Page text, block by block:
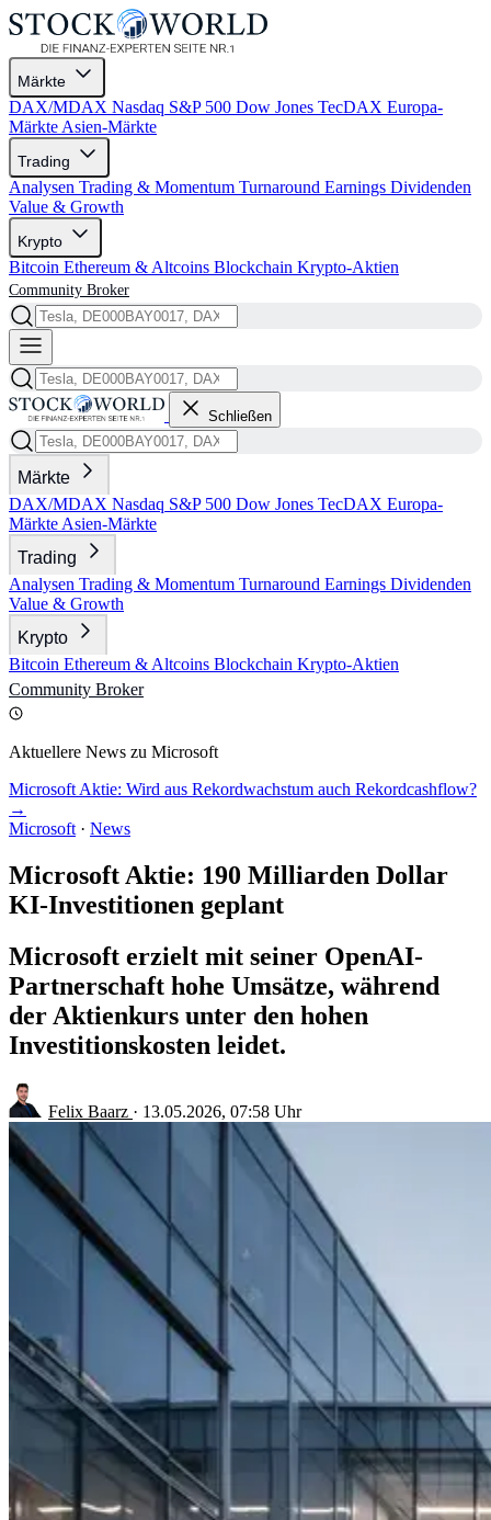
Märkte
DAX/MDAX Nasdaq S&P 500 Dow Jones TecDAX Europa-
Märkte Asien-Märkte
Trading
Analysen Trading & Momentum Turnaround Earnings Dividenden
Value & Growth
Krypto
Bitcoin Ethereum & Altcoins Blockchain Krypto-Aktien
Community Broker
Schließen
Märkte
DAX/MDAX Nasdaq S&P 500 Dow Jones TecDAX Europa-
Märkte Asien-Märkte
Trading
Analysen Trading & Momentum Turnaround Earnings Dividenden
Value & Growth
Krypto
Bitcoin Ethereum & Altcoins Blockchain Krypto-Aktien
Community Broker
Aktuellere News zu Microsoft
Microsoft Aktie: Wird aus Rekordwachstum auch Rekordcashflow?
→
Microsoft · News
Microsoft Aktie: 190 Milliarden Dollar
KI-Investitionen geplant
Microsoft erzielt mit seiner OpenAI-
Partnerschaft hohe Umsätze, während
der Aktienkurs unter den hohen
Investitionskosten leidet.
Felix Baarz · 13.05.2026, 07:58 Uhr